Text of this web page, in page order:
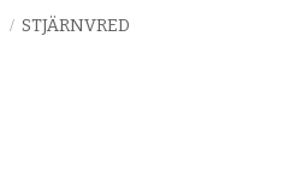
STJÄRNVRED